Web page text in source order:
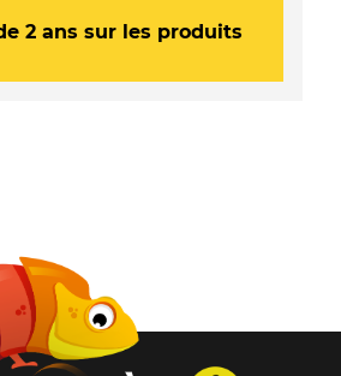
2 ans sur les produits